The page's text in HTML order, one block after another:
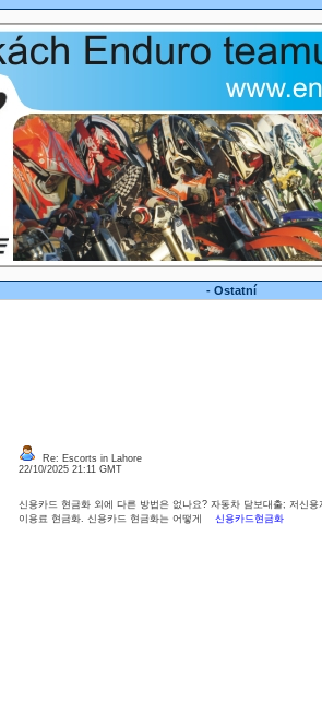
- Ostatní
Re: Escorts in Lahore
22/10/2025 21:11 GMT
신용카드 현금화 외에 다른 방법은 없나요? 자동차 담보대출; 저신
이용료 현금화. 신용카드 현금화는 어떻게 신용카드현금화